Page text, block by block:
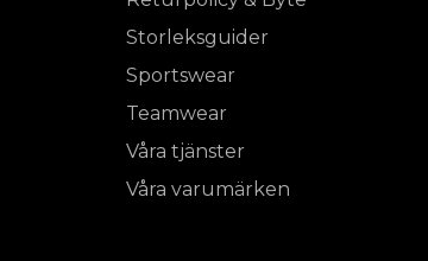
Storleksguider
Sportswear
Teamwear
Våra tjänster
Våra varumärken